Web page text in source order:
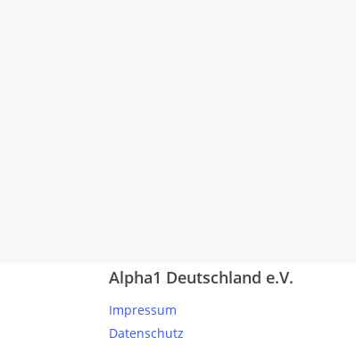
Alpha1 Deutschland e.V.
Impressum
Datenschutz